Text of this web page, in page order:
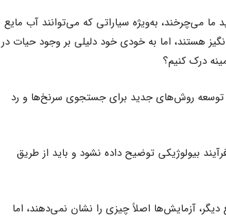
می‌چرخند، به‌ویژه سیاراتی که می‌توانند آب مایع
هستند، اما به خودی خود دلیلی بر وجود حیات در
درک کنیم؟
توسعه روش‌های جدید برای جستجوی سرنخ‌ها و رد
بیولوژیکی توضیح داده نشود و باید از طریق
آزمایش‌ها اصلاً چیزی را نشان نمی‌دهند، اما